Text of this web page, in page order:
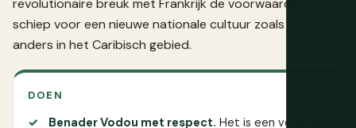
revolutionaire breuk met Frankrijk de voorwaarden
schiep voor een nieuwe nationale cultuur zoals niets
anders in het Caribisch gebied.
DOEN
Benader Vodou met respect. Het is een verfijnde